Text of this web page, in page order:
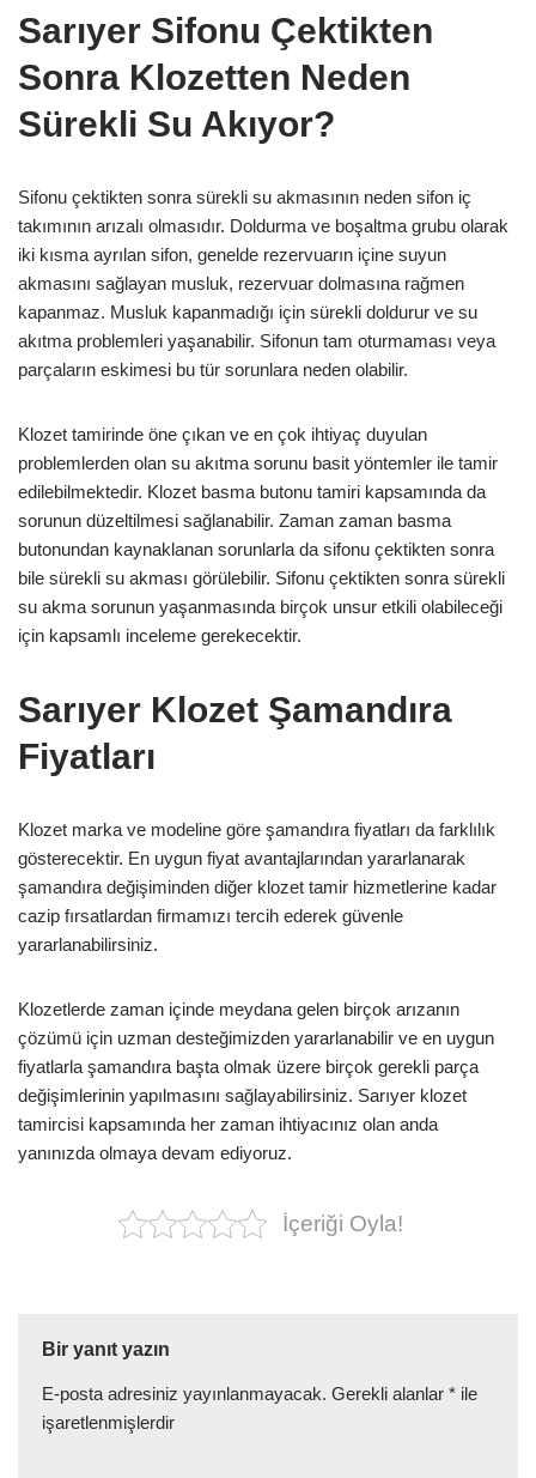
Sarıyer Sifonu Çektikten
Sonra Klozetten Neden
Sürekli Su Akıyor?
Sifonu çektikten sonra sürekli su akmasının neden sifon iç
takımının arızalı olmasıdır. Doldurma ve boşaltma grubu olarak
iki kısma ayrılan sifon, genelde rezervuarın içine suyun
akmasını sağlayan musluk, rezervuar dolmasına rağmen
kapanmaz. Musluk kapanmadığı için sürekli doldurur ve su
akıtma problemleri yaşanabilir. Sifonun tam oturmaması veya
parçaların eskimesi bu tür sorunlara neden olabilir.
Klozet tamirinde öne çıkan ve en çok ihtiyaç duyulan
problemlerden olan su akıtma sorunu basit yöntemler ile tamir
edilebilmektedir. Klozet basma butonu tamiri kapsamında da
sorunun düzeltilmesi sağlanabilir. Zaman zaman basma
butonundan kaynaklanan sorunlarla da sifonu çektikten sonra
bile sürekli su akması görülebilir. Sifonu çektikten sonra sürekli
su akma sorunun yaşanmasında birçok unsur etkili olabileceği
için kapsamlı inceleme gerekecektir.
Sarıyer Klozet Şamandıra
Fiyatları
Klozet marka ve modeline göre şamandıra fiyatları da farklılık
gösterecektir. En uygun fiyat avantajlarından yararlanarak
şamandıra değişiminden diğer klozet tamir hizmetlerine kadar
cazip fırsatlardan firmamızı tercih ederek güvenle
yararlanabilirsiniz.
Klozetlerde zaman içinde meydana gelen birçok arızanın
çözümü için uzman desteğimizden yararlanabilir ve en uygun
fiyatlarla şamandıra başta olmak üzere birçok gerekli parça
değişimlerinin yapılmasını sağlayabilirsiniz. Sarıyer klozet
tamircisi kapsamında her zaman ihtiyacınız olan anda
yanınızda olmaya devam ediyoruz.
İçeriği Oyla!
Bir yanıt yazın
E-posta adresiniz yayınlanmayacak. Gerekli alanlar * ile
işaretlenmişlerdir